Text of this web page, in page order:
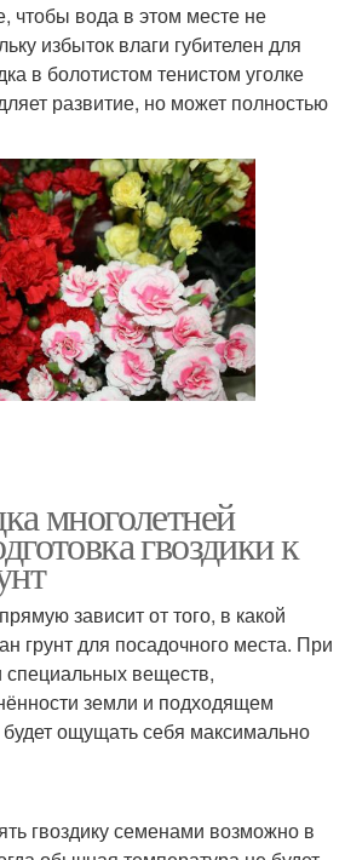
вода в этом месте не
избыток влаги губителен для
в болотистом тенистом уголке
развитие, но может полностью
многолетней
гвоздики к
зависит от того, в какой
грунт для посадочного места. При
веществ,
земли и подходящем
ощущать себя максимально
гвоздику семенами возможно в